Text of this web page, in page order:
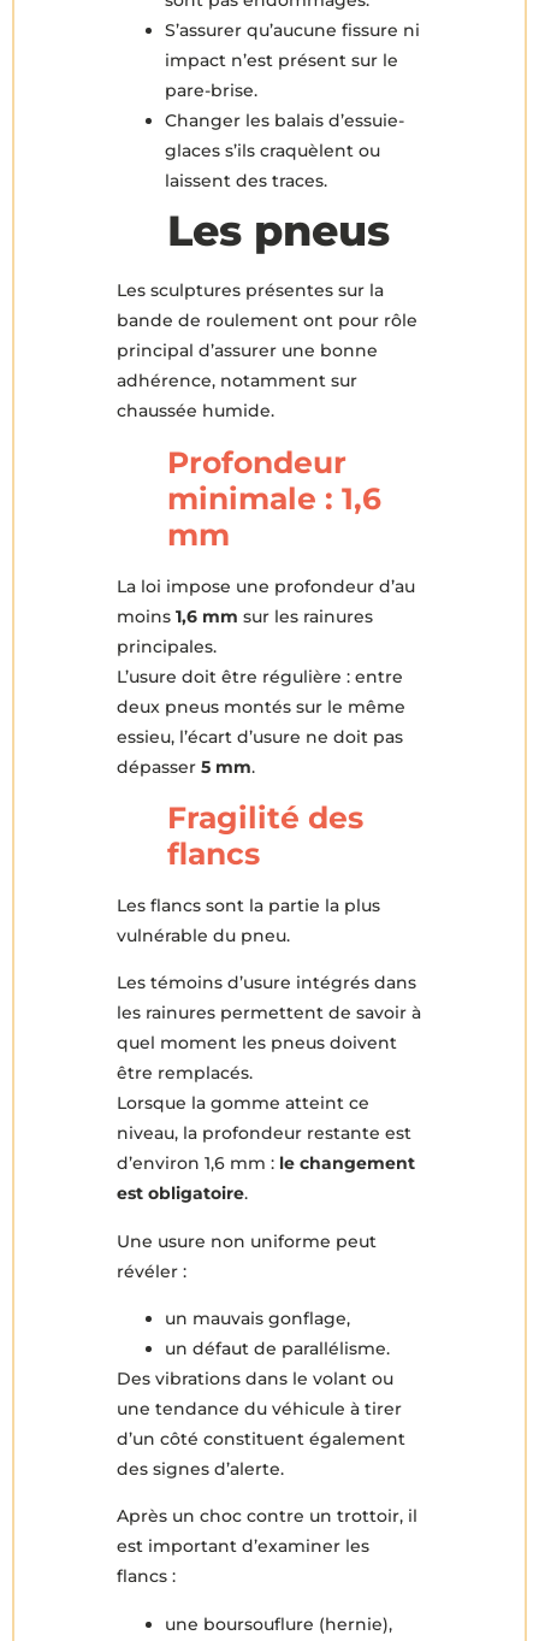
S’assurer qu’aucune fissure ni
impact n’est présent sur le
pare-brise.
Changer les balais d’essuie-
glaces s’ils craquèlent ou
laissent des traces.
Les pneus
Les sculptures présentes sur la
bande de roulement ont pour rôle
principal d’assurer une bonne
adhérence, notamment sur
chaussée humide.
Profondeur
minimale : 1,6
mm
La loi impose une profondeur d’au
moins 1,6 mm sur les rainures
principales.
L’usure doit être régulière : entre
deux pneus montés sur le même
essieu, l’écart d’usure ne doit pas
dépasser 5 mm.
Fragilité des
flancs
Les flancs sont la partie la plus
vulnérable du pneu.
Les témoins d’usure intégrés dans
les rainures permettent de savoir à
quel moment les pneus doivent
être remplacés.
Lorsque la gomme atteint ce
niveau, la profondeur restante est
d’environ 1,6 mm : le changement
est obligatoire.
Une usure non uniforme peut
révéler :
un mauvais gonflage,
un défaut de parallélisme.
Des vibrations dans le volant ou
une tendance du véhicule à tirer
d’un côté constituent également
des signes d’alerte.
Après un choc contre un trottoir, il
est important d’examiner les
flancs :
une boursouflure (hernie),